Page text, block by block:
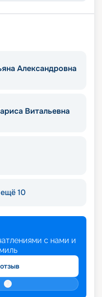
Александровна
Витальевна
10
с нами и